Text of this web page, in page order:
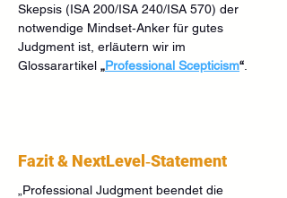
Skepsis (ISA 200/ISA 240/ISA 570) der
notwendige Mindset‑Anker für gutes
Judgment ist, erläutern wir im
Glossarartikel „Professional Scepticism“
Fazit & NextLevel‑Statement
„Professional Judgment beendet die